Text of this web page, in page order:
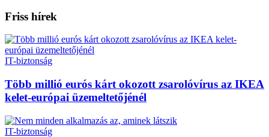
Friss hírek
IT-biztonság
Több millió eurós kárt okozott zsarolóvírus az IKEA
kelet-európai üzemeltetőjénél
IT-biztonság